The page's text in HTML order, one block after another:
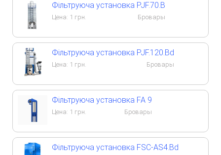
Фільтруюча установка PJF.70.B
Цена: 1 грн. Бровары
Фільтруюча установка PJF.120.Bd
Цена: 1 грн. Бровары
Фільтруюча установка FA 9
Цена: 1 грн. Бровары
Фільтруюча установка FSC-AS4.Bd